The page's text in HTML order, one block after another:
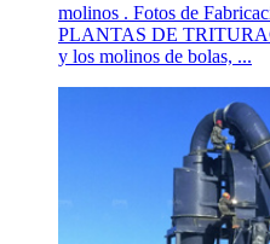
molinos . Fotos de
PLANTAS DE
y los molinos de bolas, ...